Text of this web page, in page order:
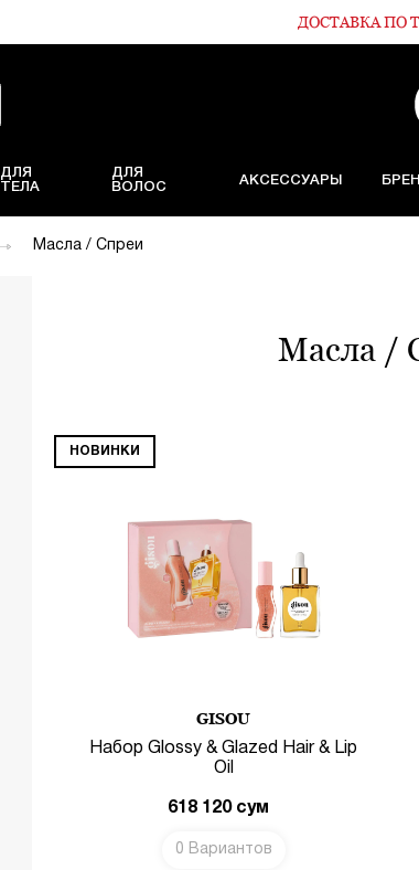
ДОСТАВКА ПО
ДЛЯ
ТЕЛА
ДЛЯ
ВОЛОС
АКСЕССУАРЫ
Масла / Спреи
Масла
НОВИНКИ
GISOU
Набор Glossy & Glazed Hair & Lip
Oil
618 120сум
0 Вариантов